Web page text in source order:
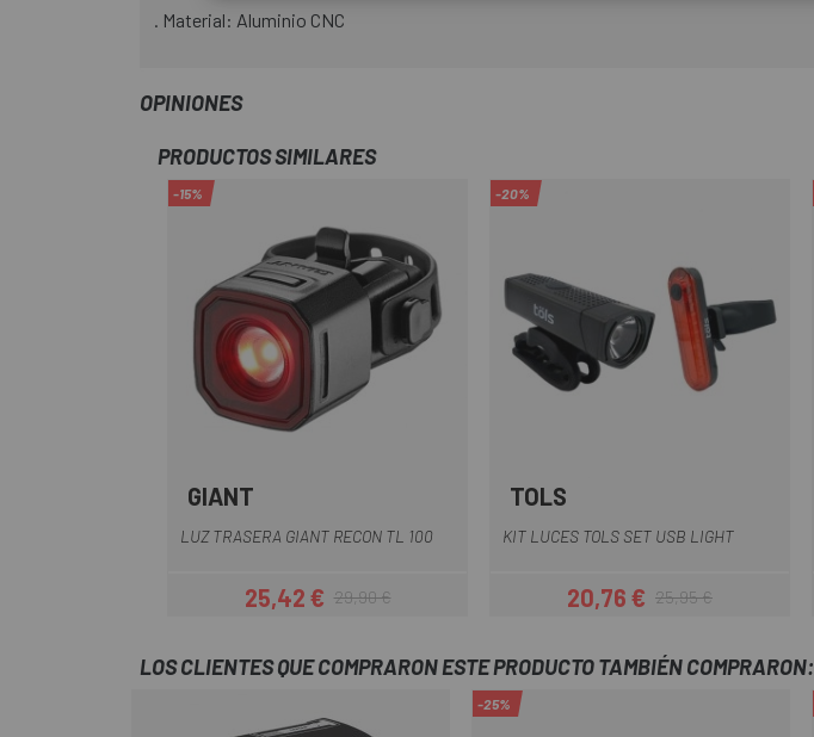
. Material: Aluminio CNC
OPINIONES
PRODUCTOS SIMILARES
-15%
GIANT
LUZ TRASERA GIANT RECON TL 100
Precio
25,42 €Precio regular
29,90 €
-20%
TOLS
KIT LUCES TOLS SET USB LIGHT
Precio
20,76 €Precio regular
25,95 €
LOS CLIENTES QUE COMPRARON ESTE PRODUCTO TAMBIÉN COMPRARON:
-25%